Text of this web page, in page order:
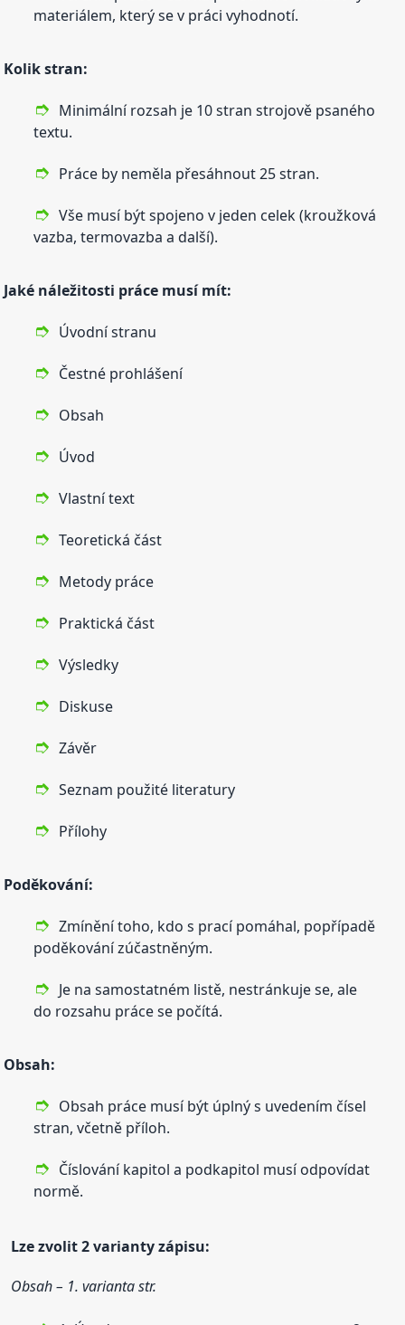
materiálem, který se v práci vyhodnotí.
Kolik stran:
Minimální rozsah je 10 stran strojově psaného
textu.
Práce by neměla přesáhnout 25 stran.
Vše musí být spojeno v jeden celek (kroužková
vazba, termovazba a další).
Jaké náležitosti práce musí mít:
Úvodní stranu
Čestné prohlášení
Obsah
Úvod
Vlastní text
Teoretická část
Metody práce
Praktická část
Výsledky
Diskuse
Závěr
Seznam použité literatury
Přílohy
Poděkování:
Zmínění toho, kdo s prací pomáhal, popřípadě
poděkování zúčastněným.
Je na samostatném listě, nestránkuje se, ale
do rozsahu práce se počítá.
Obsah:
Obsah práce musí být úplný s uvedením čísel
stran, včetně příloh.
Číslování kapitol a podkapitol musí odpovídat
normě.
Lze zvolit 2 varianty zápisu:
Obsah – 1. varianta str.